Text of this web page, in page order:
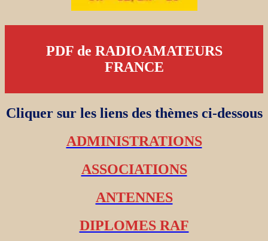
PDF de RADIOAMATEURS
FRANCE
Cliquer sur les liens des thèmes ci-dessous
ADMINISTRATIONS
ASSOCIATIONS
ANTENNES
DIPLOMES RAF